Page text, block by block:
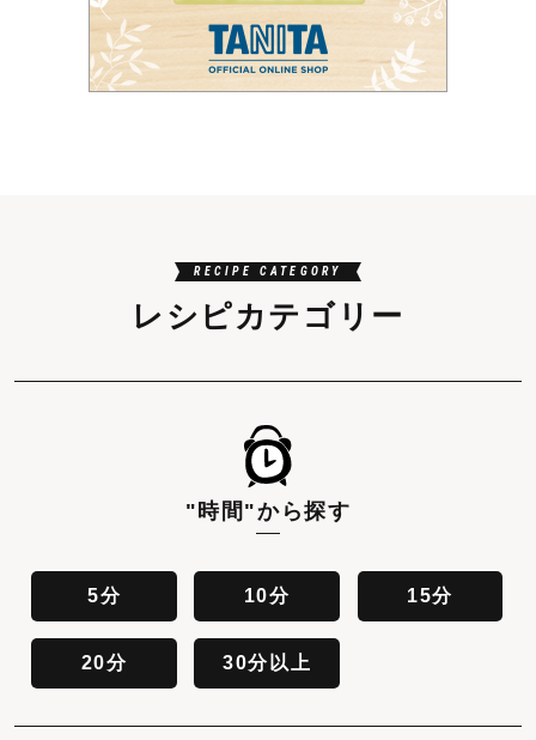
RECIPE CATEGORY
レシピカテゴリー
"時間"から探す
5分 10分 15分
20分 30分以上